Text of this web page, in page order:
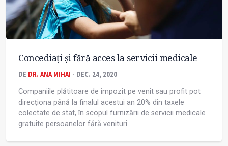
Concediați și fără acces la servicii medicale
DE DR. ANA MIHAI - DEC. 24, 2020
Companiile plătitoare de impozit pe venit sau profit pot
direcţiona până la finalul acestui an 20% din taxele
colectate de stat, în scopul furnizării de servicii medicale
gratuite persoanelor fără venituri.